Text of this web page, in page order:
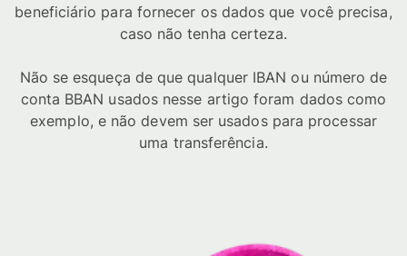
beneficiário para fornecer os dados que você precisa,
caso não tenha certeza.
Não se esqueça de que qualquer IBAN ou número de
conta BBAN usados nesse artigo foram dados como
exemplo, e não devem ser usados para processar
uma transferência.